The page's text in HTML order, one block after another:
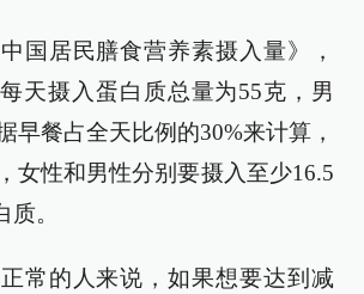
国居民膳食营养素摄入量》，
天摄入蛋白质总量为55克，男
早餐占全天比例的30%来计算，
女性和男性分别要摄入至少16.5
。
常的人来说，如果想要达到减